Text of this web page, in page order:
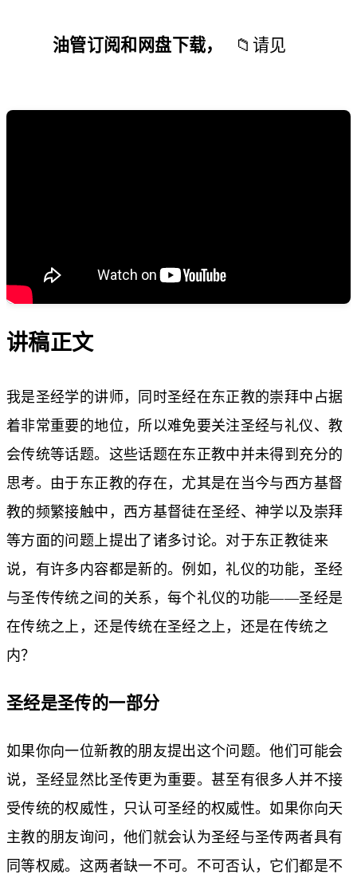
油管订阅和网盘下载， 📁 请见
讲稿正文
我是圣经学的讲师，同时圣经在东正教的崇拜中占据
着非常重要的地位，所以难免要关注圣经与礼仪、教
会传统等话题。这些话题在东正教中并未得到充分的
思考。由于东正教的存在，尤其是在当今与西方基督
教的频繁接触中，西方基督徒在圣经、神学以及崇拜
等方面的问题上提出了诸多讨论。对于东正教徒来
说，有许多内容都是新的。例如，礼仪的功能，圣经
与圣传传统之间的关系，每个礼仪的功能——圣经是
在传统之上，还是传统在圣经之上，还是在传统之
内？
圣经是圣传的一部分
如果你向一位新教的朋友提出这个问题。他们可能会
说，圣经显然比圣传更为重要。甚至有很多人并不接
受传统的权威性，只认可圣经的权威性。如果你向天
主教的朋友询问，他们就会认为圣经与圣传两者具有
同等权威。这两者缺一不可。不可否认，它们都是不